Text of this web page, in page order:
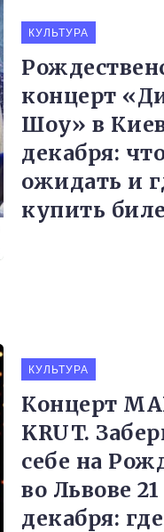
КУЛЬТУРА
концерт
Шоу» в
декабря:
ожидать и
купить
КУЛЬТУРА
Концерт
KRUT.
себе на
во Львове 21
декабря: